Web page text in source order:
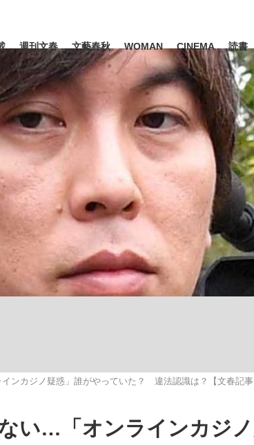
ライフ ビジネス イン
督に... 「最悪の空気のまま解散」
聞... 「クマが悪者扱いされているのが
観る将棋、読む将棋
週刊文春 文藝春秋 WOMAN CINEMA 読書
キーワード入力
覧
#後藤真希 #城彰二 #内田有紀
#
ンカジノ疑惑」誰がやっていた？ 違法認識は？【文春記事
い…「オンラインカジ